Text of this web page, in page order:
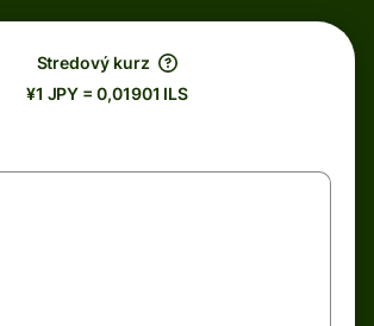
Stredový kurz
¥1 JPY = 0,01901 ILS